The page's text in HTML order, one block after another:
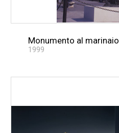
Monumento al marinaio
1999